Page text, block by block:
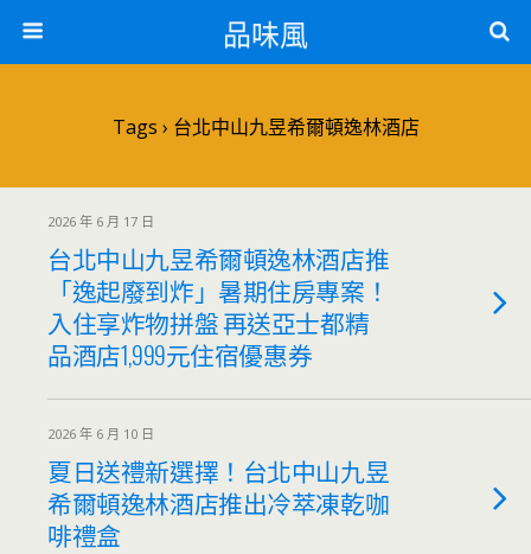
品味風
Tags › 台北中山九昱希爾頓逸林酒店
2026 年 6 月 17 日
台北中山九昱希爾頓逸林酒店推
「逸起廢到炸」暑期住房專案！
入住享炸物拼盤 再送亞士都精
品酒店1,999元住宿優惠券
2026 年 6 月 10 日
夏日送禮新選擇！台北中山九昱
希爾頓逸林酒店推出冷萃凍乾咖
啡禮盒